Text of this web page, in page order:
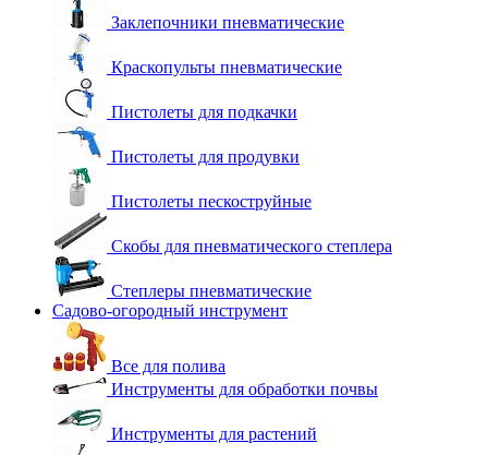
Заклепочники пневматические
Краскопульты пневматические
Пистолеты для подкачки
Пистолеты для продувки
Пистолеты пескоструйные
Скобы для пневматического степлера
Степлеры пневматические
Садово-огородный инструмент
Все для полива
Инструменты для обработки почвы
Инструменты для растений